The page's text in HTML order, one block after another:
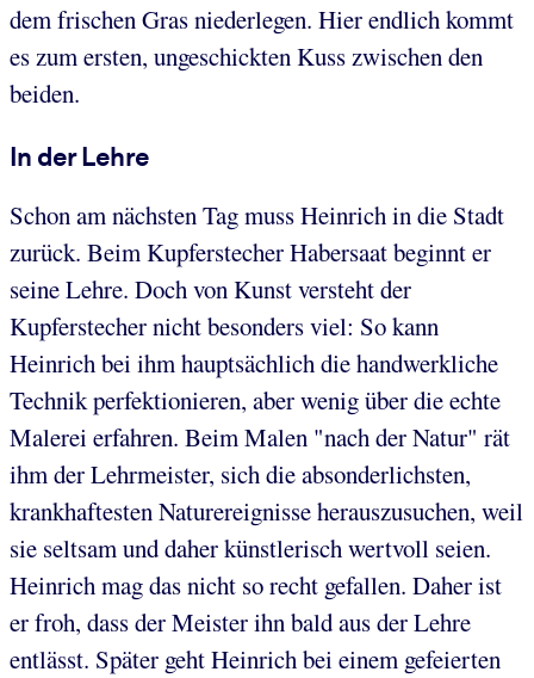
dem frischen Gras niederlegen. Hier endlich kommt
es zum ersten, ungeschickten Kuss zwischen den
beiden.
In der Lehre
Schon am nächsten Tag muss Heinrich in die Stadt
zurück. Beim Kupferstecher Habersaat beginnt er
seine Lehre. Doch von Kunst versteht der
Kupferstecher nicht besonders viel: So kann
Heinrich bei ihm hauptsächlich die handwerkliche
Technik perfektionieren, aber wenig über die echte
Malerei erfahren. Beim Malen "nach der Natur" rät
ihm der Lehrmeister, sich die absonderlichsten,
krankhaftesten Naturereignisse herauszusuchen, weil
sie seltsam und daher künstlerisch wertvoll seien.
Heinrich mag das nicht so recht gefallen. Daher ist
er froh, dass der Meister ihn bald aus der Lehre
entlässt. Später geht Heinrich bei einem gefeierten